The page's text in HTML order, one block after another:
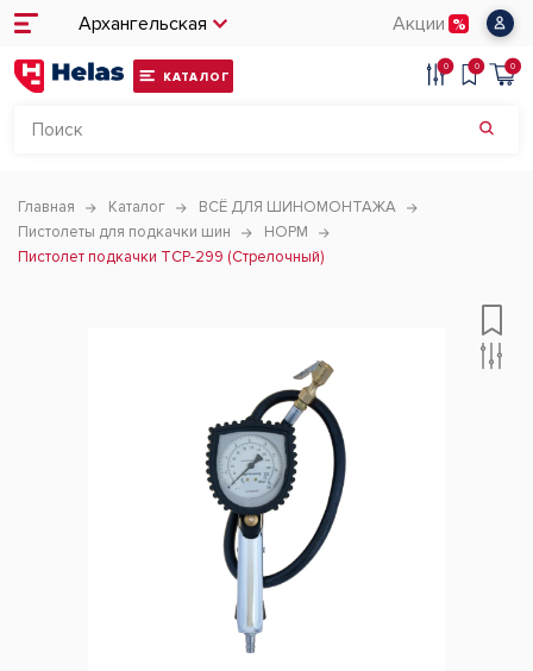
Архангельская Акции
КАТАЛОГ
0 0 0
Главная Каталог
ВСЁ ДЛЯ ШИНОМОНТАЖА
Пистолеты для подкачки шин
НОРМ
Пистолет подкачки TCP-299 (Стрелочный)